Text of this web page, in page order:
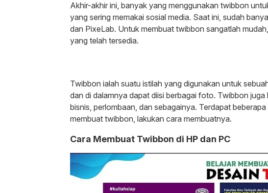
Akhir-akhir ini, banyak yang menggunakan twibbon
yang sering memakai sosial media. Saat ini, sudah
dan PixeLab. Untuk membuat twibbon sangatlah
yang telah tersedia.
Twibbon ialah suatu istilah yang digunakan untuk
dan di dalamnya dapat diisi berbagai foto. Twibbon
bisnis, perlombaan, dan sebagainya. Terdapat
membuat twibbon, lakukan cara membuatnya.
Cara Membuat Twibbon di HP dan PC